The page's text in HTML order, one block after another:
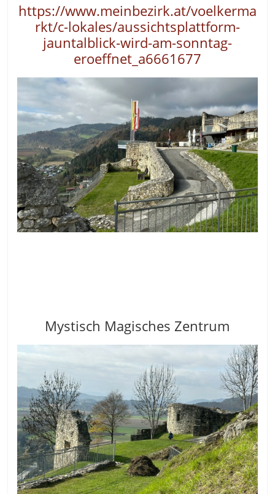
https://www.meinbezirk.at/voelkerma
rkt/c-lokales/aussichtsplattform-
jauntalblick-wird-am-sonntag-
eroeffnet_a6661677
Mystisch Magisches Zentrum